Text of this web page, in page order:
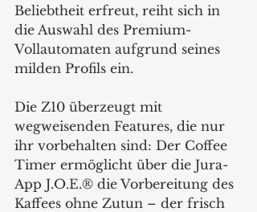
Beliebtheit erfreut, reiht sich in
die Auswahl des Premium-
Vollautomaten aufgrund seines
milden Profils ein.
Die Z10 überzeugt mit
wegweisenden Features, die nur
ihr vorbehalten sind: Der Coffee
Timer ermöglicht über die Jura-
App J.O.E.® die Vorbereitung des
Kaffees ohne Zutun – der frisch